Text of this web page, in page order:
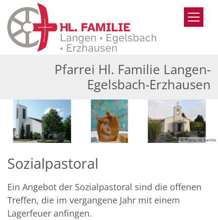
Zum Inhalt springen
Pfarrei Hl. Familie Langen-
Egelsbach-Erzhausen
© Pfarrei Hl. Familie
Sozialpastoral
Ein Angebot der Sozialpastoral sind die offenen
Treffen, die im vergangene Jahr mit einem
Lagerfeuer anfingen.